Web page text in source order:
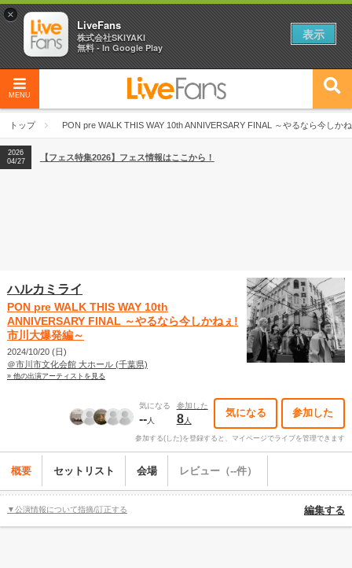
MENU
トップ PON pre WALK THIS WAY 10th ANNIVERSARY FINAL ～やるなら今しか
2026
04/27
2026
【ライブ動員ランキング】2026年上半期編発表！
2026
04/27
【フェス特集2026】フェス情報はここから！
ハルカミライ
PON pre WALK THIS WAY 10th
ANNIVERSARY FINAL ～やるなら今しかねぇ!
市川大爆発編～
2024/10/20 (日)
＠市川市文化会館 大ホール (千葉県)
» 他の出演アーティストを見る
気になる
--人
参加した
8人
気になる 参加した
参加する(した)を登録すると、マイページでライブを管理できます
概要 セットリスト 会場 レビュー（--件）
▼公演情報について指摘/訂正する 編集する
×
LiveFans
株式会社SKIYAKI
無料 - In Google Play
表示